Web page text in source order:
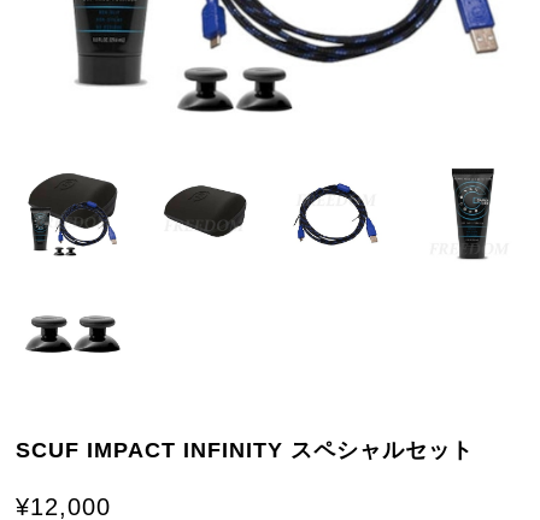
SCUF IMPACT INFINITY スペシャルセット
¥12,000